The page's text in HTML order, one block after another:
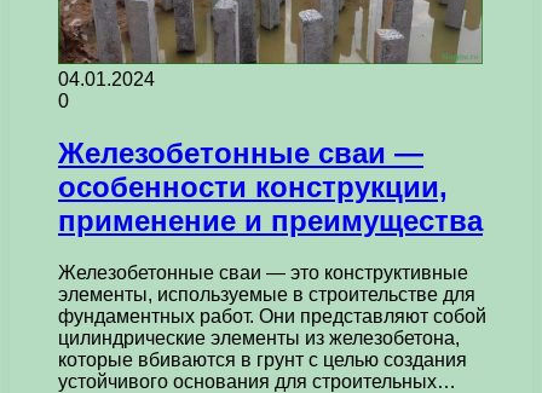
04.01.2024
0
Железобетонные сваи —
особенности конструкции,
применение и преимущества
Железобетонные сваи — это конструктивные
элементы, используемые в строительстве для
фундаментных работ. Они представляют собой
цилиндрические элементы из железобетона,
которые вбиваются в грунт с целью создания
устойчивого основания для строительных…